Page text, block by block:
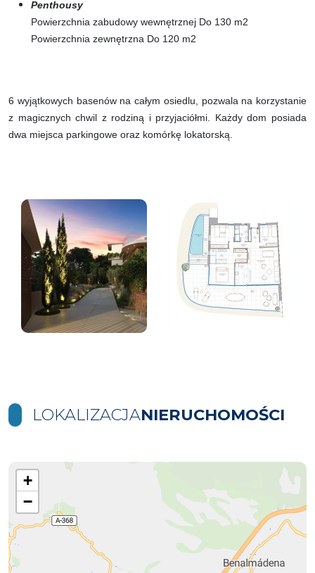
Penthousy
Powierzchnia zabudowy wewnętrznej Do 130 m2
Powierzchnia zewnętrzna Do 120 m2
6 wyjątkowych basenów na całym osiedlu, pozwala na korzystanie
z magicznych chwil z rodziną i przyjaciółmi. Każdy dom posiada
dwa miejsca parkingowe oraz komórkę lokatorską.
LOKALIZACJANIERUCHOMOŚCI
+
−